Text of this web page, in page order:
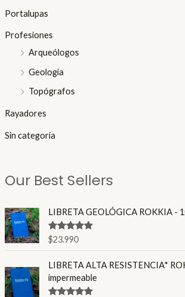
Portalupas
Profesiones
Arqueólogos
Geología
Topógrafos
Rayadores
Sin categoría
Our Best Sellers
LIBRETA GEOLÓGICA ROKKIA -
Valorado en
4.86
$23.990
LIBRETA ALTA RESISTENCIA*
impermeable